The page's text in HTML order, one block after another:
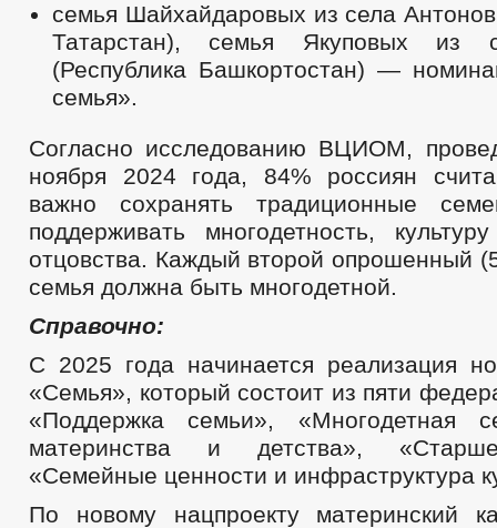
семья Шайхайдаровых из села
Татарстан), семья Якуповых из
(Республика Башкортостан) —
семья».
Согласно исследованию ВЦИОМ,
ноября 2024 года, 84% россиян
важно сохранять традиционные
поддерживать многодетность,
отцовства. Каждый второй опрошенный
семья должна быть многодетной.
Справочно:
С 2025 года начинается реализация
«Семья», который состоит из пяти
«Поддержка семьи», «Многодетная
материнства и детства»,
«Семейные ценности и инфраструктура
По новому нацпроекту материнский